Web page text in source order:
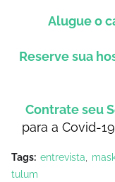
Alugue o
Reserve sua
Contrate seu
para a Covid-
Tags: entrevista
tulum